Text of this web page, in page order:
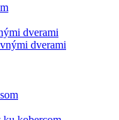
dverami
dverami